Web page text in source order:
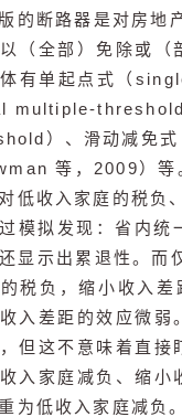
的断路器是对房地
（全部）免除或（
有单起点式（
multiple-threshold
）、滑动减免
等，2009）等
低收入家庭的税负
模拟发现：省内统
显示出累退性。而
税负，缩小收入差
入差距的效应微
但这不意味着直
入家庭减负、缩小
为低收入家庭减负。